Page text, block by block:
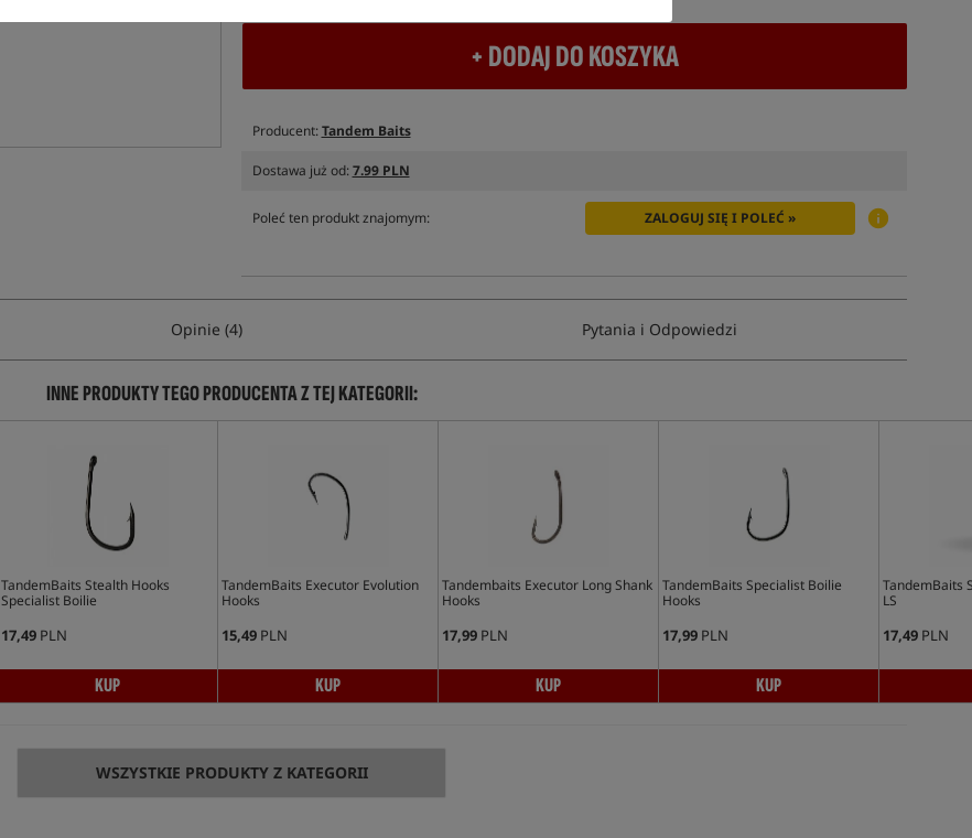
+ DODAJ DO KOSZYKA
Producent:Tandem Baits
Dostawa już od:7.99 PLN
Poleć ten produkt znajomym: ZALOGUJ SIĘ I POLEĆ »
Opinie (4) Pytania i Odpowiedzi
INNE PRODUKTY TEGO PRODUCENTA Z TEJ KATEGORII:
TandemBaits Stealth Hooks
Specialist Boilie
17,49PLN
KUP
TandemBaits Executor Evolution
Hooks
15,49PLN
KUP
Tandembaits Executor Long Shank
Hooks
17,99PLN
KUP
TandemBaits Specialist Boilie
Hooks
17,99PLN
KUP
TandemBaits
LS
17,49PLN
WSZYSTKIE PRODUKTY Z KATEGORII